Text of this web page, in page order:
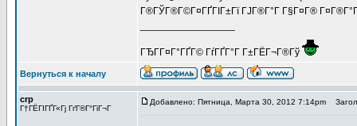
Г®ГЎГ®Г©Г¤ГҐГІГ±Гї ГЈГ®Г°Г Г§Г¤Г®
ГЂГ­Г¤Г°ГҐГ© ГѓГҐГ°Г Г±ГЁГ¬Г®Гў
Вернуться к началу
crp
Г†ГЁГІГҐГ«Гј ГґГ®Г°ГіГ¬Г
Добавлено: Пятница, Марта 30, 2012 7:14pm